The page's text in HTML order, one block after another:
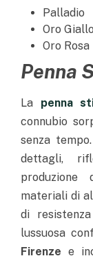
Palladio
Oro Giallo
Oro Rosa
Penna
La penna
connubio
senza
dettagli,
materiali di
di
lussuosa
Firenze e